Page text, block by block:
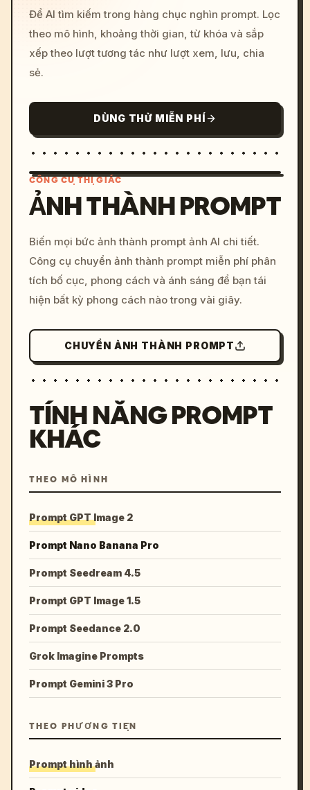
Để AI tìm kiếm trong hàng chục nghìn prompt. Lọc
theo mô hình, khoảng thời gian, từ khóa và sắp
xếp theo lượt tương tác như lượt xem, lưu, chia
sẻ.
DÙNG THỬ MIỄN PHÍ
c, cyberpunk sunset, neon
colors, 8k --v 6.0
CÔNG CỤ THỊ GIÁC
ẢNH THÀNH PROMPT
Biến mọi bức ảnh thành prompt ảnh AI chi tiết.
Công cụ chuyển ảnh thành prompt miễn phí phân
tích bố cục, phong cách và ánh sáng để bạn tái
hiện bất kỳ phong cách nào trong vài giây.
CHUYỂN ẢNH THÀNH PROMPT
TÍNH NĂNG PROMPT
KHÁC
THEO MÔ HÌNH
Prompt GPT Image 2
Prompt Nano Banana Pro
Prompt Seedream 4.5
Prompt GPT Image 1.5
Prompt Seedance 2.0
Grok Imagine Prompts
Prompt Gemini 3 Pro
THEO PHƯƠNG TIỆN
Prompt hình ảnh